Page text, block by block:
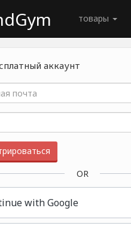
товары
аккаунт
OR
with Google